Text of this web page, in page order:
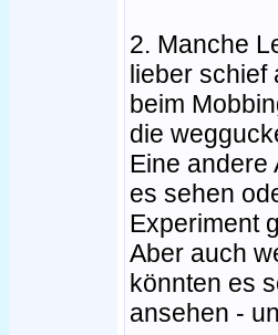
2. Manche
lieber schief
beim
die
Eine andere
es sehen
Experiment
Aber auch
könnten es
ansehen -